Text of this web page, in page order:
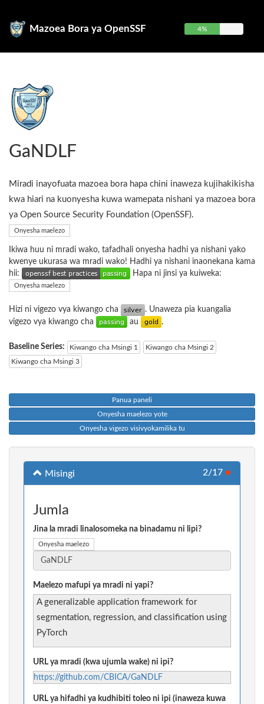
Mazoea Bora ya OpenSSF 4%
GaNDLF
Miradi inayofuata mazoea bora hapa chini inaweza kujihakikisha
kwa hiari na kuonyesha kuwa wamepata nishani ya mazoea bora
ya Open Source Security Foundation (OpenSSF).
Onyesha maelezo
Ikiwa huu ni mradi wako, tafadhali onyesha hadhi ya nishani yako
kwenye ukurasa wa mradi wako! Hadhi ya nishani inaonekana kama
hii:
Hapa ni jinsi ya kuiweka:
Onyesha maelezo
Hizi ni vigezo vya kiwango cha
. Unaweza pia kuangalia
vigezo vya kiwango cha
au .
Baseline Series: Kiwango cha Msingi 1
Kiwango cha Msingi 2
Kiwango cha Msingi 3
Panua paneli
Onyesha maelezo yote
Onyesha vigezo visivyokamilika tu
Misingi 2/17 ●
Jumla
Jina la mradi linalosomeka na binadamu ni lipi?
Onyesha maelezo
Maelezo mafupi ya mradi ni yapi?
A generalizable application framework for
segmentation, regression, and classification using
PyTorch
URL ya mradi (kwa ujumla wake) ni ipi?
https://github.com/CBICA/GaNDLF
URL ya hifadhi ya kudhibiti toleo ni ipi (inaweza kuwa